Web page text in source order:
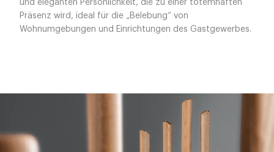
Präsenz wird, ideal für die „Belebung“ von
Wohnumgebungen und Einrichtungen des Gastgewerbes.